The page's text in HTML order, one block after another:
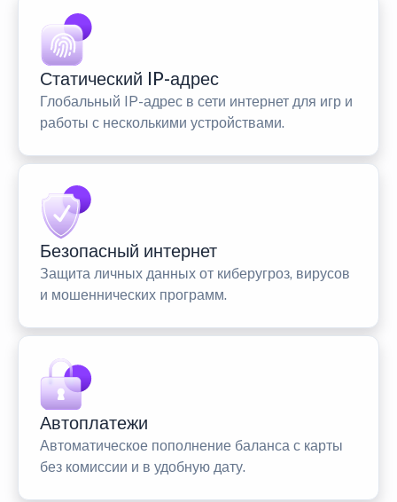
Статический IP-адрес
Глобальный IP-адрес в сети интернет для игр и
работы с несколькими устройствами.
Безопасный интернет
Защита личных данных от киберугроз, вирусов
и мошеннических программ.
Автоплатежи
Автоматическое пополнение баланса с карты
без комиссии и в удобную дату.